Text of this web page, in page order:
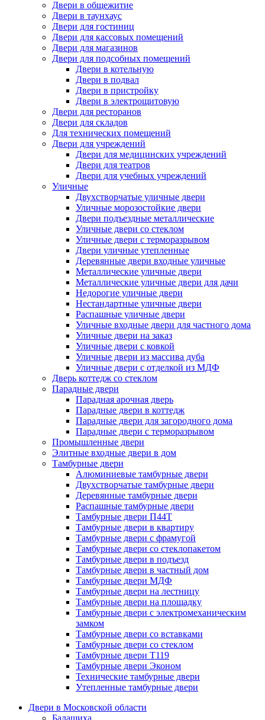
Двери в общежитие
Двери в таунхаус
Двери для гостиниц
Двери для кассовых помещений
Двери для магазинов
Двери для подсобных помещений
Двери в котельную
Двери в подвал
Двери в пристройку
Двери в электрощитовую
Двери для ресторанов
Двери для складов
Для технических помещений
Двери для учреждений
Двери для медицинских учреждений
Двери для театров
Двери для учебных учреждений
Уличные
Двухстворчатые уличные двери
Уличные морозостойкие двери
Двери подъездные металлические
Уличные двери со стеклом
Уличные двери с терморазрывом
Двери уличные утепленные
Деревянные двери входные уличные
Металлические уличные двери
Металлические уличные двери для дачи
Недорогие уличные двери
Нестандартные уличные двери
Распашные уличные двери
Уличные входные двери для частного дома
Уличные двери на заказ
Уличные двери с ковкой
Уличные двери из массива дуба
Уличные двери с отделкой из МДФ
Дверь коттедж со стеклом
Парадные двери
Парадная арочная дверь
Парадные двери в коттедж
Парадные двери для загородного дома
Парадные двери с терморазрывом
Промышленные двери
Элитные входные двери в дом
Тамбурные двери
Алюминиевые тамбурные двери
Двухстворчатые тамбурные двери
Деревянные тамбурные двери
Распашные тамбурные двери
Тамбурные двери П44Т
Тамбурные двери в квартиру
Тамбурные двери с фрамугой
Тамбурные двери со стеклопакетом
Тамбурные двери в подъезд
Тамбурные двери в частный дом
Тамбурные двери МДФ
Тамбурные двери на лестницу
Тамбурные двери на площадку
Тамбурные двери с электромеханическим
замком
Тамбурные двери со вставками
Тамбурные двери со стеклом
Тамбурные двери Т119
Тамбурные двери Эконом
Технические тамбурные двери
Утепленные тамбурные двери
Двери в Московской области
Балашиха